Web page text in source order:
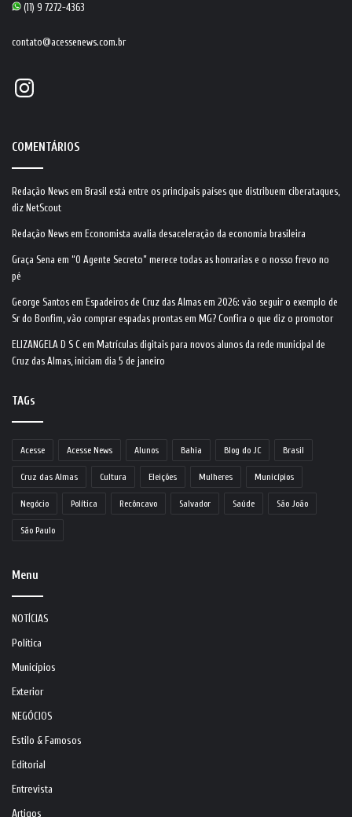
(11) 9 7272-4363
contato@acessenews.com.br
Instagram
COMENTÁRIOS
Redação News em Brasil está entre os principais países que distribuem ciberataques,
diz NetScout
Redação News em Economista avalia desaceleração da economia brasileira
Graça Sena em “O Agente Secreto” merece todas as honrarias e o nosso frevo no
pé
George Santos em Espadeiros de Cruz das Almas em 2026: vão seguir o exemplo de
Sr do Bonfim, vão comprar espadas prontas em MG? Confira o que diz o promotor
ELIZANGELA D S C em Matrículas digitais para novos alunos da rede municipal de
Cruz das Almas, iniciam dia 5 de janeiro
TAGs
Acesse Acesse News Alunos Bahia Blog do JC Brasil
Cruz das Almas Cultura Eleições Mulheres Municípios
Negócio Política Recôncavo Salvador Saúde São João
São Paulo
Menu
NOTÍCIAS
Política
Municípios
Exterior
NEGÓCIOS
Estilo & Famosos
Editorial
Entrevista
Artigos